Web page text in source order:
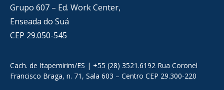
Grupo 607 – Ed. Work Center,
Enseada do Suá
CEP 29.050-545
Cach. de Itapemirim/ES | +55 (28) 3521.6192 Rua Coronel
Francisco Braga, n. 71, Sala 603 – Centro CEP 29.300-220